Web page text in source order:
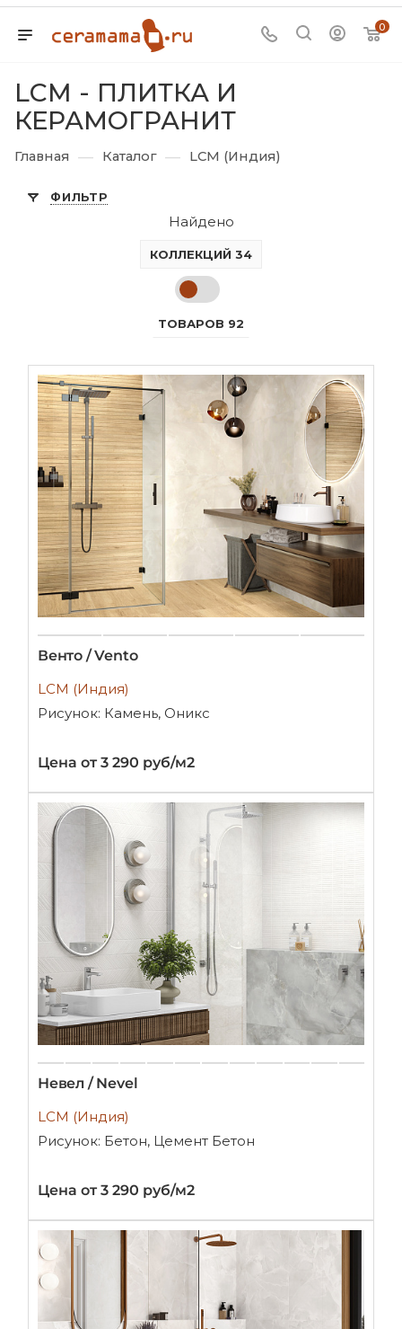
0
LCM - ПЛИТКА И
КЕРАМОГРАНИТ
Главная — Каталог — LCM (Индия)
ФИЛЬТР
Найдено
КОЛЛЕКЦИЙ 34
ТОВАРОВ 92
Венто / Vento
LCM (Индия)
Рисунок: Камень, Оникс
Цена от 3 290 руб/м2
Невел / Nevel
LCM (Индия)
Рисунок: Бетон, Цемент Бетон
Цена от 3 290 руб/м2